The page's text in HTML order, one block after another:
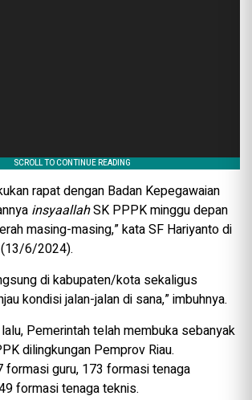
rapat dengan Badan Kepegawaian
insyaallahSK PPPK minggu depan
masing-masing,” kata SF Hariyanto di
(13/6/2024).
di kabupaten/kota sekaligus
kondisi jalan-jalan di sana,” imbuhnya.
Pemerintah telah membuka sebanyak
dilingkungan Pemprov Riau.
formasi guru, 173 formasi tenaga
formasi tenaga teknis.